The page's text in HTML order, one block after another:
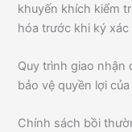
khuyến khích kiểm
hóa trước khi ký
Quy trình giao nhận
bảo vệ quyền lợi
Chính sách bồi